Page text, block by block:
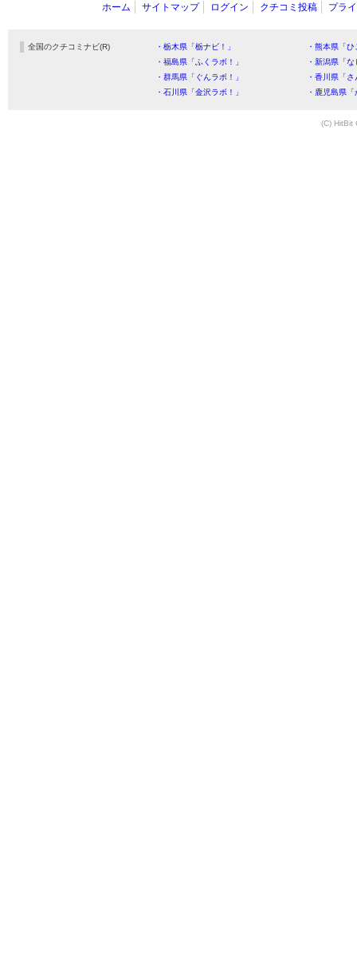
ホーム サイトマップ ログイン クチコミ投稿 プラ
全国のクチコミナビ(R) ・栃木県「栃ナビ！」
・熊本県「
・福島県「ふくラボ！」
・新潟県「
・群馬県「ぐんラボ！」
・香川県「
・石川県「金沢ラボ！」
・鹿児島県
(C) HitBit